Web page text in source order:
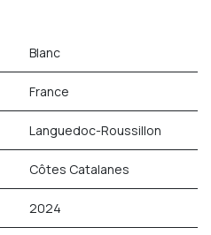
Blanc
France
Languedoc-Roussillon
Côtes Catalanes
2024